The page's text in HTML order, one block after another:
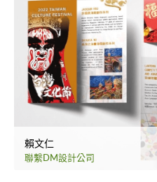
賴文仁
聯繫DM設計公司